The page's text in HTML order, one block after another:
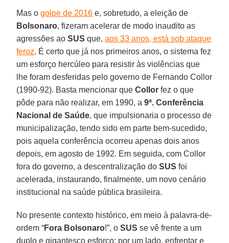
Mas ogolpe de 2016 e, sobretudo, a eleição de
Bolsonaro, fizeram acelerar de modo inaudito as
agressões aoSUS que,aos 33 anos, está sob ataque
feroz. É certo que já nos primeiros anos, o sistema fez
um esforço hercúleo para resistir às violências que
lhe foram desferidas pelo governo de Fernando Collor
(1990-92). Basta mencionar queCollor fez o que
pôde para não realizar, em 1990, a9ª. Conferência
Nacional de Saúde, que impulsionaria o processo de
municipalização, tendo sido em parte bem-sucedido,
pois aquela conferência ocorreu apenas dois anos
depois, em agosto de 1992. Em seguida, com Collor
fora do governo, a descentralização doSUS foi
acelerada, instaurando, finalmente, um novo cenário
institucional na saúde pública brasileira.
No presente contexto histórico, em meio à palavra-de-
ordem “Fora Bolsonaro!”, oSUS se vê frente a um
duplo e gigantesco esforço: por um lado, enfrentar e